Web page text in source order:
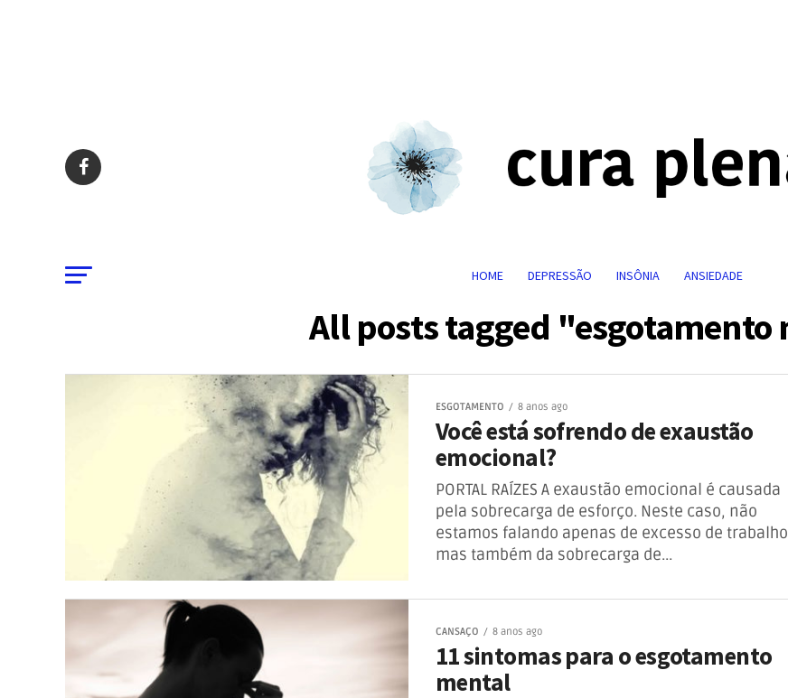
HOME DEPRESSÃO INSÔNIA ANSIEDADE
All posts tagged
ESGOTAMENTO 8 anos ago
Você está sofrendo de exaustão
emocional?
PORTAL RAÍZES A exaustão emocional é causada
pela sobrecarga de esforço. Neste caso, não
estamos falando apenas de excesso de
mas também da sobrecarga de...
CANSAÇO 8 anos ago
11 sintomas para o esgotamento
mental